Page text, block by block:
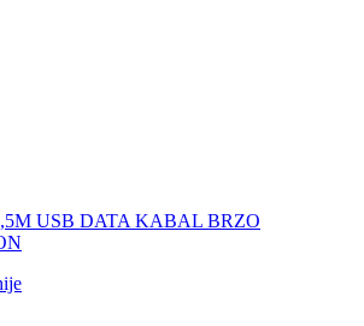
USB DATA KABAL BRZO